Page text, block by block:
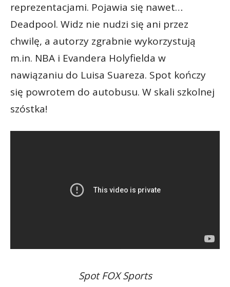
reprezentacjami. Pojawia się nawet…
Deadpool. Widz nie nudzi się ani przez
chwilę, a autorzy zgrabnie wykorzystują
m.in. NBA i Evandera Holyfielda w
nawiązaniu do Luisa Suareza. Spot kończy
się powrotem do autobusu. W skali szkolnej
szóstka!
Spot FOX Sports